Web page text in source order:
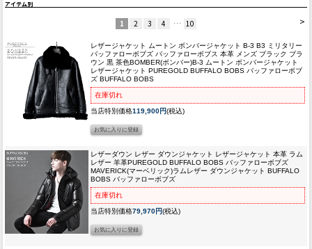
アイテム別
>
1 2 3 4 … 10
レザージャケット ムートン ボンバージャケット B-3 B3 ミリタリー
バッファローボブズ バッファローボブス 本革 メンズ ブラック ブラ
ウン 黒 茶色BOMBER(ボンバー)B-3 ムートン ボンバージャケット
レザージャケット PUREGOLD BUFFALO BOBS バッファローボブ
ズ BUFFALO BOBS
在庫切れ
当店特別価格119,900円(税込)
レザーダウン レザー ダウンジャケット レザージャケット 本革 ラム
レザー 羊革PUREGOLD BUFFALO BOBS バッファローボブズ
MAVERICK(マーベリック)ラムレザー ダウンジャケット BUFFALO
BOBS バッファローボブズ
在庫切れ
当店特別価格79,970円(税込)